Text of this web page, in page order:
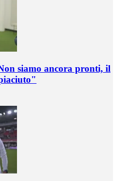
siamo ancora pronti, il